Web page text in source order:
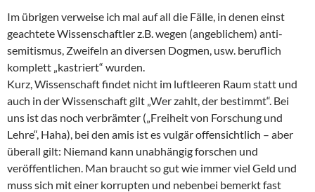
Im übrigen verweise ich mal auf all die Fälle, in denen einst
geachtete Wissenschaftler z.B. wegen (angeblichem) anti-
semitismus, Zweifeln an diversen Dogmen, usw. beruflich
komplett „kastriert“ wurden.
Kurz, Wissenschaft findet nicht im luftleeren Raum statt und
auch in der Wissenschaft gilt „Wer zahlt, der bestimmt“. Bei
uns ist das noch verbrämter („Freiheit von Forschung und
Lehre“, Haha), bei den amis ist es vulgär offensichtlich – aber
überall gilt: Niemand kann unabhängig forschen und
veröffentlichen. Man braucht so gut wie immer viel Geld und
muss sich mit einer korrupten und nebenbei bemerkt fast